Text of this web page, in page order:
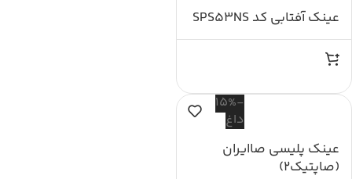
عینک آفتابی کد SPS53NS
-15%
داغ
عینک پلیسی صاایران
(صاپتیک2)